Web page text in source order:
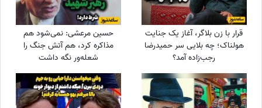
قرار با زن بلاگر، آغاز یک جنایت
هولناک؛ چه بلایی سر حمیدرضا
رجب‌زاده آمد؟
حسین مرعشی: نمی‌شود هم
مذاکره کرد، هم آتش جنگ را
شعله‌ور نگه داشت